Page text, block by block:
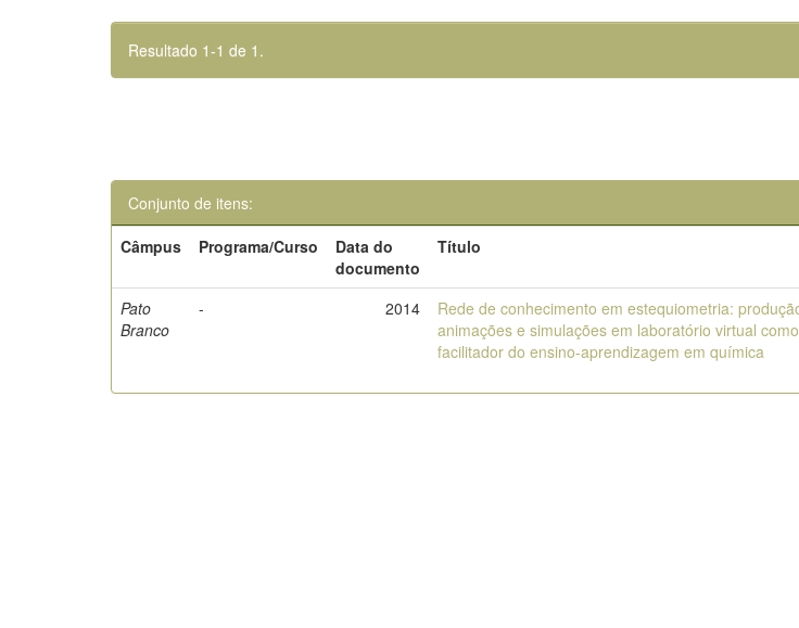
Resultado 1-1 de 1.
Conjunto de itens:
Câmpus
Programa/Curso
Data do
documento
Título
Pato
Branco
- 2014
Rede de conhecimento em estequiometria:
animações e simulações em laboratório virtual como
facilitador do ensino-aprendizagem em química